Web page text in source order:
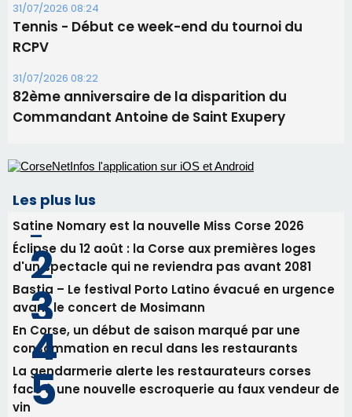
31/07/2026 08:24
Tennis - Début ce week-end du tournoi du
RCPV
31/07/2026 08:22
82ème anniversaire de la disparition du
Commandant Antoine de Saint Exupery
Les plus lus
Satine Nomary est la nouvelle Miss Corse 2026
Éclipse du 12 août : la Corse aux premières loges
d'un spectacle qui ne reviendra pas avant 2081
Bastia – Le festival Porto Latino évacué en urgence
avant le concert de Mosimann
En Corse, un début de saison marqué par une
consommation en recul dans les restaurants
La gendarmerie alerte les restaurateurs corses
face à une nouvelle escroquerie au faux vendeur de
vin